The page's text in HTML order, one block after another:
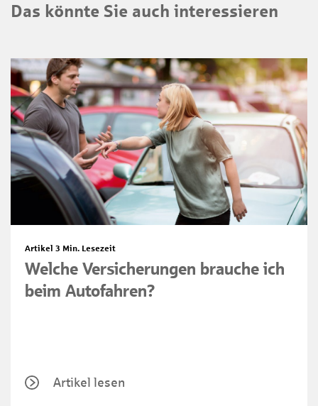
Das könnte Sie auch interessieren
Artikel 3 Min. Lesezeit
Welche Versicherungen brauche ich
beim Autofahren?
Artikel lesen